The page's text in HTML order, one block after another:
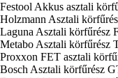
Festool Akkus asztali
Holzmann Asztali
Laguna Asztali körfűrész
Metabo Asztali
Proxxon FET asztali
Bosch Asztali körfűrész